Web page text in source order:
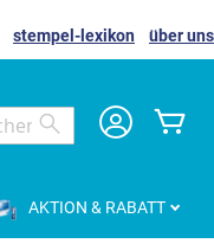
stempel-lexikon
über uns
Search
AKTION & RABATT